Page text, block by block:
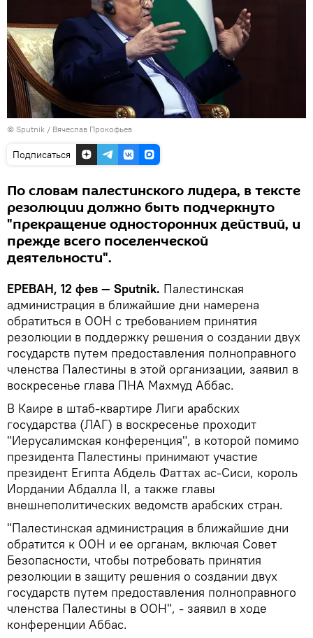
© Sputnik / Вячеслав Прокофьев
Подписаться
По словам палестинского лидера, в тексте
резолюции должно быть подчеркнуто
"прекращение односторонних действий, и
прежде всего поселенческой
деятельности".
ЕРЕВАН, 12 фев — Sputnik. Палестинская
администрация в ближайшие дни намерена
обратиться в ООН с требованием принятия
резолюции в поддержку решения о создании двух
государств путем предоставления полноправного
членства Палестины в этой организации, заявил в
воскресенье глава ПНА Махмуд Аббас.
В Каире в штаб-квартире Лиги арабских
государства (ЛАГ) в воскресенье проходит
"Иерусалимская конференция", в которой помимо
президента Палестины принимают участие
президент Египта Абдель Фаттах ас-Сиси, король
Иордании Абдалла II, а также главы
внешнеполитических ведомств арабских стран.
"Палестинская администрация в ближайшие дни
обратится к ООН и ее органам, включая Совет
Безопасности, чтобы потребовать принятия
резолюции в защиту решения о создании двух
государств путем предоставления полноправного
членства Палестины в ООН", - заявил в ходе
конференции Аббас.